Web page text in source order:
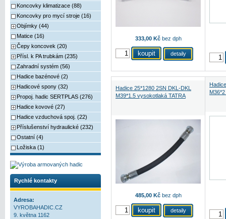
Koncovky klimatizace (88)
Koncovky pro mycí stroje (16)
Objímky (44)
Matice (16)
Čepy koncovek (20)
Přísl. k PA trubkám (235)
Zahradní systém (56)
Hadice bazénové (2)
Hadicové spony (32)
Propoj. hadic SERTPLAS (276)
Hadice kovové (27)
Hadice vzduchová spoj. (22)
Příslušenství hydraulické (232)
Ostatní (4)
Ložiska (1)
Rychlé kontakty
Adresa:
VYROBAHADIC.CZ
9. května 1162
333,00 Kčbez dph
detaily
Hadice 25*1280 2SN DKL-DKL
M39*1.5 vysokotlaká TATRA
485,00 Kčbez dph
detaily